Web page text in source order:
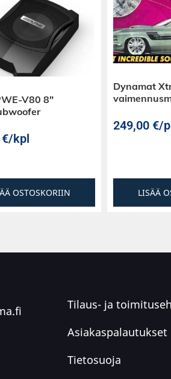
V80 8″
€/kpl
OSTOSKORIIN
Dynamat
249,00 €/
LISÄÄ
Tilaus- ja
Asiakaspalautukset
Tietosuoja